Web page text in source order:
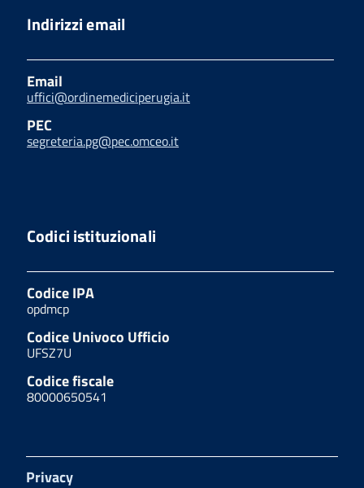
Indirizzi email
Email
uffici@ordinemediciperugia.it
PEC
segreteria.pg@pec.omceo.it
Codici istituzionali
Codice IPA
opdmcp
Codice Univoco Ufficio
UFSZ7U
Codice fiscale
80000650541
Privacy